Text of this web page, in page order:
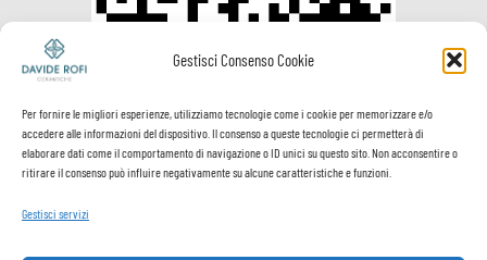
Gestisci Consenso Cookie
Per fornire le migliori esperienze, utilizziamo tecnologie come i cookie per memorizzare e/o
accedere alle informazioni del dispositivo. Il consenso a queste tecnologie ci permetterà di
elaborare dati come il comportamento di navigazione o ID unici su questo sito. Non acconsentire o
ritirare il consenso può influire negativamente su alcune caratteristiche e funzioni.
Gestisci servizi
Visa PayPal MasterCardPostepay VeriSign Visa